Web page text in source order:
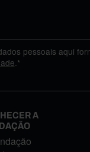
pessoais aqui
.*
A